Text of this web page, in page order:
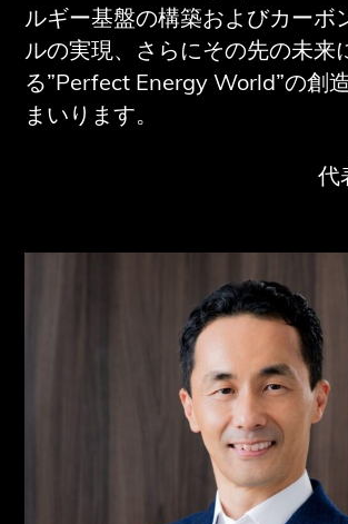
ルギー基盤の構築およびカーボ
ルの実現、さらにその先の未来
る”Perfect Energy World”の創
まいります。
代